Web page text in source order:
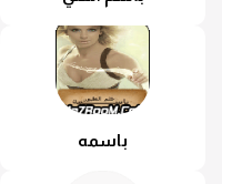
باسمه